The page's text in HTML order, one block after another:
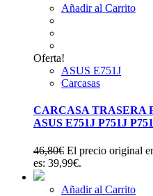
Añadir al Carrito
Oferta!
ASUS E751J
Carcasas
CARCASA TRASERA
ASUS E751J P751J
46,80€ El precio original
es: 39,99€.
Añadir al Carrito